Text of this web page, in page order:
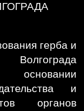
герба и
основании
и
органов